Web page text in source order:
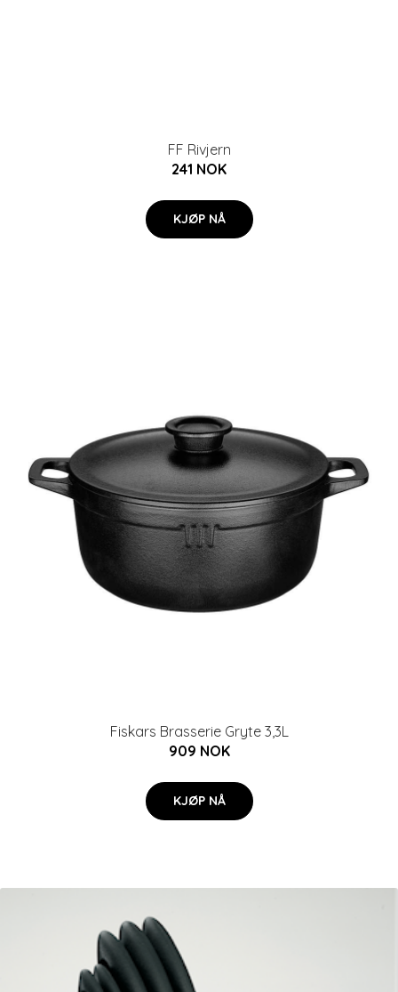
FF Rivjern
241 NOK
KJØP NÅ
Fiskars Brasserie Gryte 3,3L
909 NOK
KJØP NÅ